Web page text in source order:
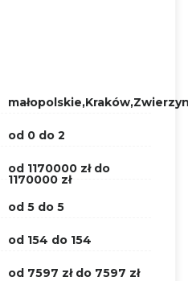
od 0 do 2
od 1170000 zł do
1170000 zł
od 5 do 5
od 154 do 154
od 7597 zł do 7597 zł